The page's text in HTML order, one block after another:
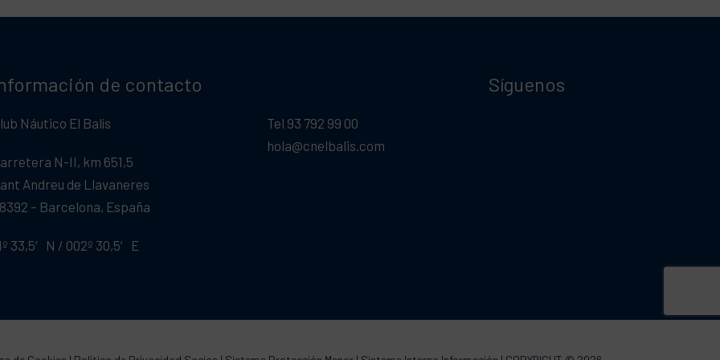
de contacto
Náutico El Balís
N-II, km 651,5
Andreu de Llavaneres
– Barcelona, España
33,5′ N / 002º 30,5′ E
Tel 93 792 99 00
hola@cnelbalis.com
Síguenos